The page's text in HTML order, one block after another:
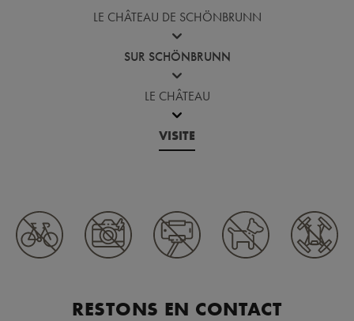
LE CHÂTEAU DE SCHÖNBRUNN
SUR SCHÖNBRUNN
LE CHÂTEAU
VISITE
RESTONS EN CONTACT